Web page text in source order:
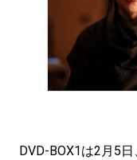
DVD-BOX1は2月5